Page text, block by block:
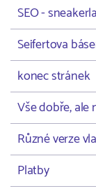
SEO -
Seifertova
konec stránek
Vše dobře, ale
Různé verze
Platby